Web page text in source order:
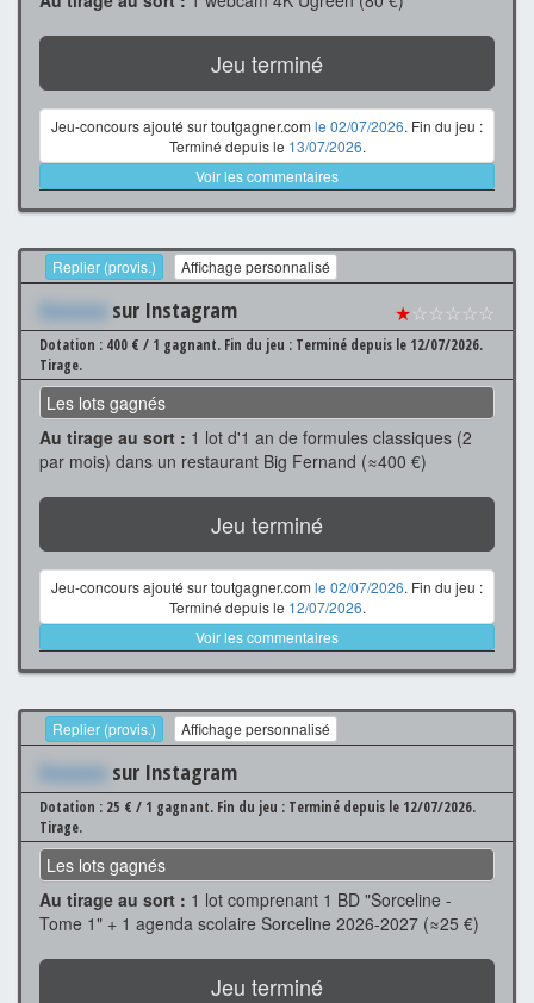
Jeu terminé
Jeu-concours ajouté sur toutgagner.com le 02/07/2026. Fin du jeu :
Terminé depuis le 13/07/2026.
Voir les commentaires
Replier (provis.) Affichage personnalisé
Xxxxxxx sur Instagram ★☆☆☆☆☆
Dotation : 400 € / 1 gagnant. Fin du jeu : Terminé depuis le 12/07/2026.
Tirage.
Les lots gagnés
Au tirage au sort : 1 lot d'1 an de formules classiques (2
par mois) dans un restaurant Big Fernand (≈400 €)
Jeu terminé
Jeu-concours ajouté sur toutgagner.com le 02/07/2026. Fin du jeu :
Terminé depuis le 12/07/2026.
Voir les commentaires
Replier (provis.) Affichage personnalisé
Xxxxxxx sur Instagram
Dotation : 25 € / 1 gagnant. Fin du jeu : Terminé depuis le 12/07/2026.
Tirage.
Les lots gagnés
Au tirage au sort : 1 lot comprenant 1 BD "Sorceline -
Tome 1" + 1 agenda scolaire Sorceline 2026-2027 (≈25 €)
Jeu terminé